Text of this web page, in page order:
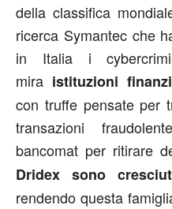
della classifica
ricerca Symantec che
in Italia i
mira istituzioni
con truffe pensate per
transazioni
bancomat per ritirare
Dridex sono
rendendo questa